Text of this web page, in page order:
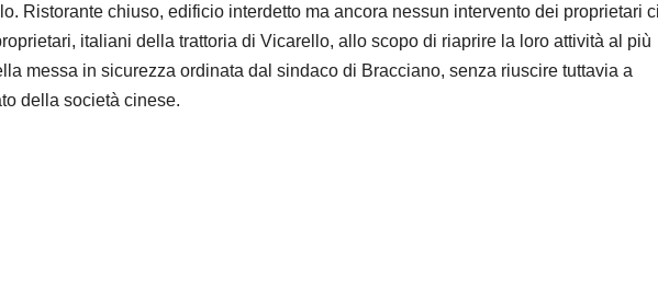
Ristorante chiuso, edificio interdetto ma ancora nessun intervento dei proprietari
italiani della trattoria di Vicarello, allo scopo di riaprire la loro attività al più
messa in sicurezza ordinata dal sindaco di Bracciano, senza riuscire tuttavia a
della società cinese.